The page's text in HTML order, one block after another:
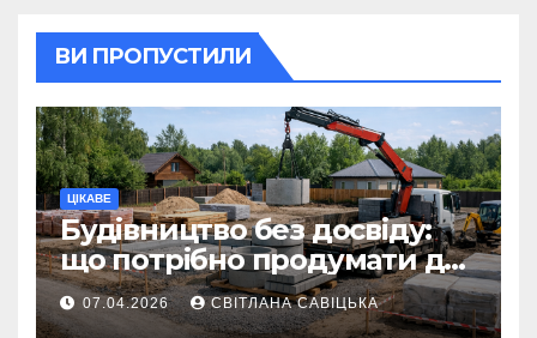
ВИ ПРОПУСТИЛИ
ЦІКАВЕ
Будівництво без досвіду:
що потрібно продумати до
першої доставки на
ділянку
07.04.2026 СВІТЛАНА САВІЦЬКА